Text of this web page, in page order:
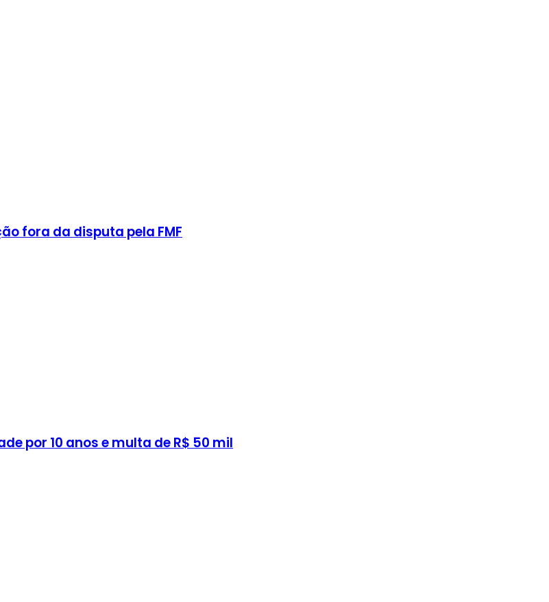
fora da disputa pela FMF
por 10 anos e multa de R$ 50 mil